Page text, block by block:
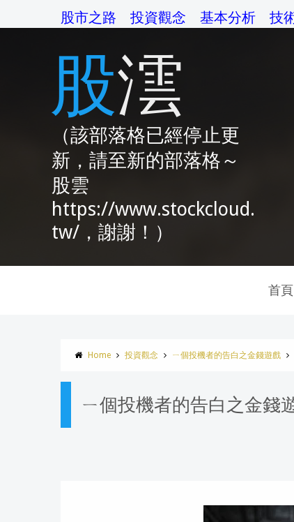
股市之路 投資觀念 基本分析 技
股澐
（該部落格已經停止更
新，請至新的部落格～
股雲
https://www.stockcloud.
tw/，謝謝！）
首頁
Home 投資觀念 ㄧ個投機者的告白之金錢遊戲
ㄧ個投機者的告白之金錢